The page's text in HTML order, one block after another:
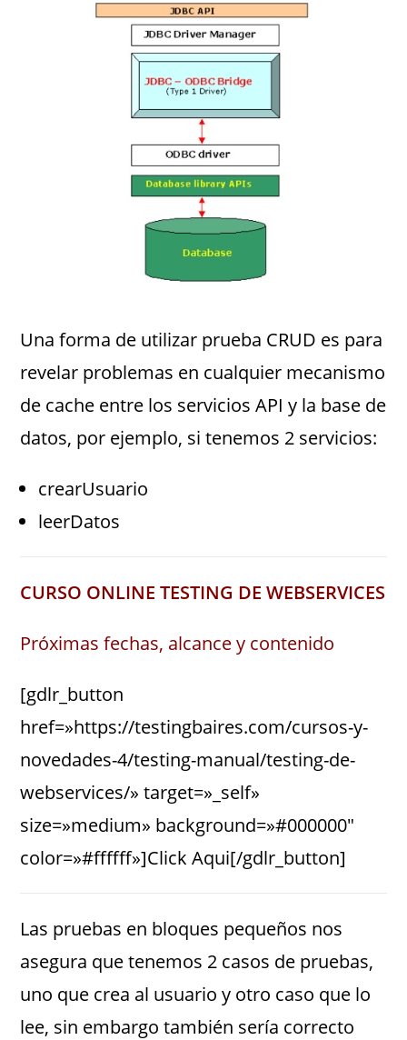
Una forma de utilizar prueba CRUD es para
revelar problemas en cualquier mecanismo
de cache entre los servicios API y la base de
datos, por ejemplo, si tenemos 2 servicios:
crearUsuario
leerDatos
CURSO ONLINE TESTING DE WEBSERVICES
Próximas fechas, alcance y contenido
[gdlr_button
href=»https://testingbaires.com/cursos-y-
novedades-4/testing-manual/testing-de-
webservices/» target=»_self»
size=»medium» background=»#000000″
color=»#ffffff»]Click Aqui[/gdlr_button]
Las pruebas en bloques pequeños nos
asegura que tenemos 2 casos de pruebas,
uno que crea al usuario y otro caso que lo
lee, sin embargo también sería correcto